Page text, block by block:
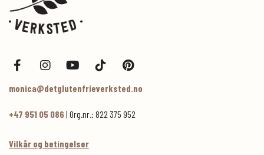
monica@detglutenfrieverksted.no
+47 951 05 086 | Org.nr.: 822 375 952
Vilkår og betingelser